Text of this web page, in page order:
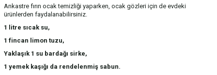
Ankastre fırın ocak temizliği yaparken, ocak gözleri için de evdeki
ürünlerden faydalanabilirsiniz.
1 litre sıcak su,
1 fincan limon tuzu,
Yaklaşık 1 su bardağı sirke,
1 yemek kaşığı da rendelenmiş sabun.